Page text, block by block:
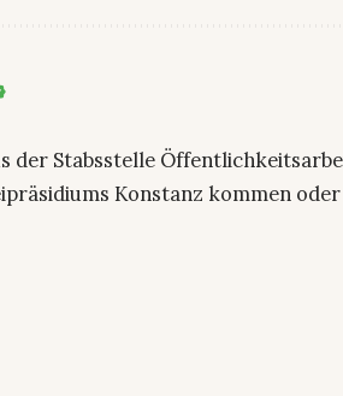
der Stabsstelle
Konstanz kommen